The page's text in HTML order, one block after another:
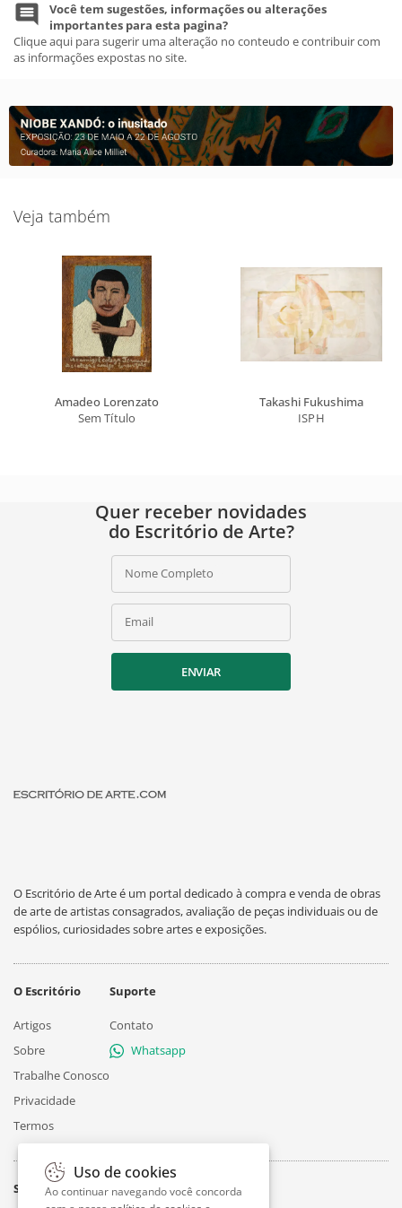
Você tem sugestões, informações ou alterações
importantes para esta pagina?
Clique aqui para sugerir uma alteração no conteudo e contribuir com
as informações expostas no site.
Veja também
Amadeo Lorenzato
Sem Título
Takashi Fukushima
ISPH
Quer receber novidades
do Escritório de Arte?
Nome Completo
Email
ENVIAR
O Escritório de Arte é um portal dedicado à compra e venda de obras
de arte de artistas consagrados, avaliação de peças individuais ou de
espólios, curiosidades sobre artes e exposições.
O Escritório
Artigos
Sobre
Trabalhe Conosco
Privacidade
Termos
Suporte
Contato
Whatsapp
Siga
Uso de cookies
Ao continuar navegando você concorda